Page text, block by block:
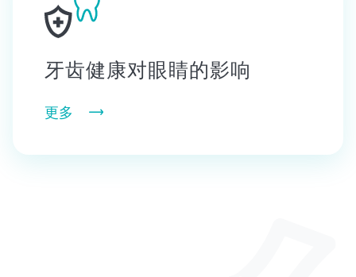
牙齿健康对眼睛的影响
更多